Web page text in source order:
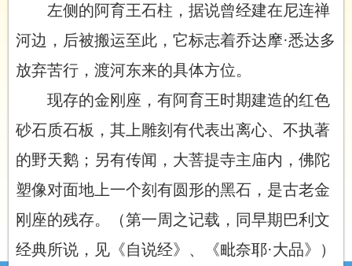
左侧的阿育王石柱，据说曾经建在尼连禅
河边，后被搬运至此，它标志着乔达摩·悉达多
放弃苦行，渡河东来的具体方位。
现存的金刚座，有阿育王时期建造的红色
砂石质石板，其上雕刻有代表出离心、不执著
的野天鹅；另有传闻，大菩提寺主庙内，佛陀
塑像对面地上一个刻有圆形的黑石，是古老金
刚座的残存。（第一周之记载，同早期巴利文
经典所说，见《自说经》、《毗奈耶·大品》）